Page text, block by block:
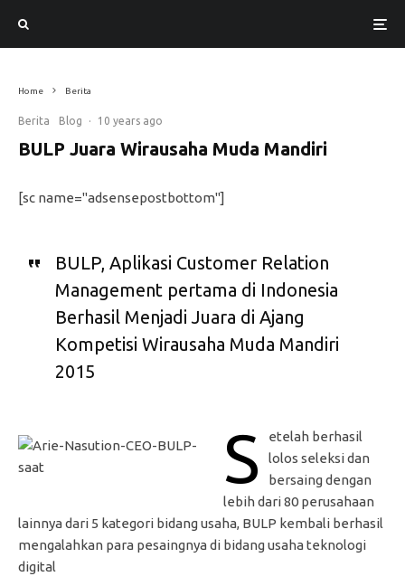
Home Berita
Berita Blog · 10 years ago
BULP Juara Wirausaha Muda Mandiri
[sc name="adsensepostbottom"]
BULP, Aplikasi Customer Relation
Management pertama di Indonesia
Berhasil Menjadi Juara di Ajang
Kompetisi Wirausaha Muda Mandiri
2015
S
etelah berhasil
lolos seleksi dan
bersaing dengan
lebih dari 80 perusahaan
lainnya dari 5 kategori bidang usaha, BULP kembali berhasil
mengalahkan para pesaingnya di bidang usaha teknologi
digital